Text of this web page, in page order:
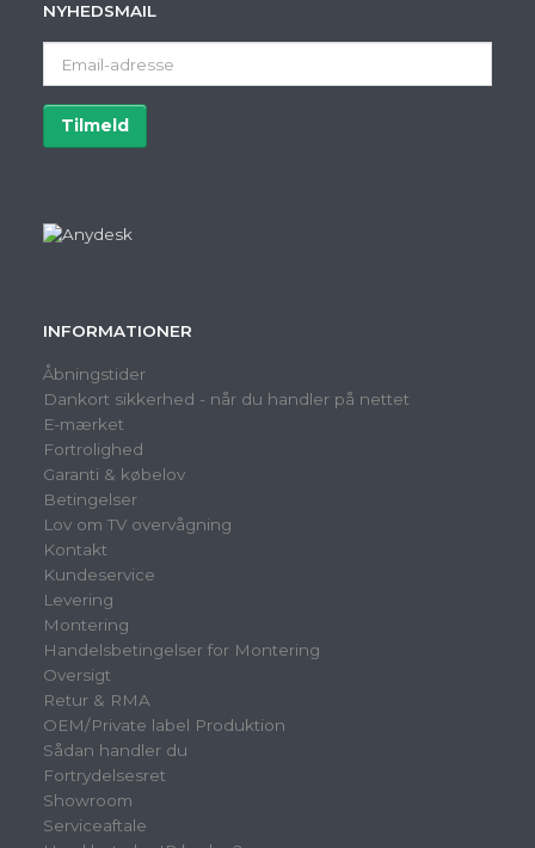
NYHEDSMAIL
adresse
Tilmeld
INFORMATIONER
Åbningstider
Dankort sikkerhed - når du handler på nettet
E-mærket
Fortrolighed
Garanti & købelov
Betingelser
Lov om TV overvågning
Kontakt
Kundeservice
Levering
Montering
Handelsbetingelser for Montering
Oversigt
Retur & RMA
OEM/Private label Produktion
Sådan handler du
Fortrydelsesret
Showroom
Serviceaftale